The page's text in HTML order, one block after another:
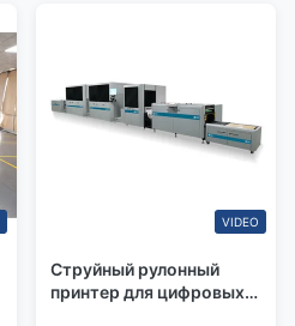
VIDEO
Струйный рулонный
принтер для цифровых